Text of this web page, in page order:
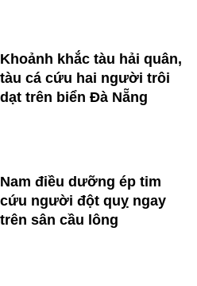
Khoảnh khắc tàu hải quân,
tàu cá cứu hai người trôi
dạt trên biển Đà Nẵng
Nam điều dưỡng ép tim
cứu người đột quỵ ngay
trên sân cầu lông